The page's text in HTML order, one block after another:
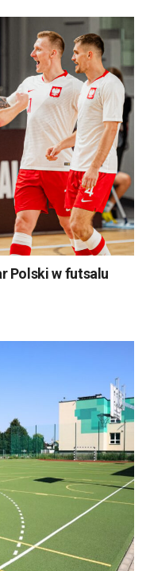
Polski w futsalu